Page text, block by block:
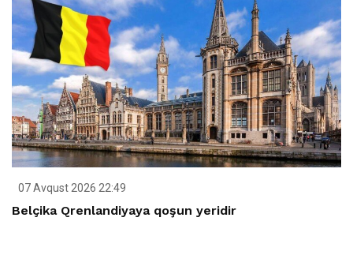
07 Avqust 2026 22:49
Belçika Qrenlandiyaya qoşun yeridir